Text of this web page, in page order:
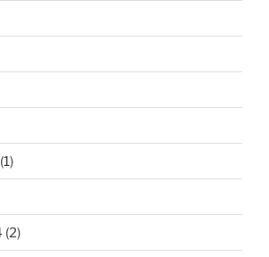
(1)
(2)